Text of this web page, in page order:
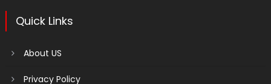
Quick Links
About US
Privacy Policy